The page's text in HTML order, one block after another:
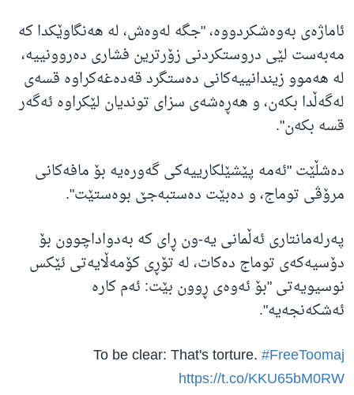
ئاماژەی بەوەشکردووە، "جگە لەوەش، لە هەنگاوێکدا کە
مەبەست لێی دروستکردنی زۆرترین فشاری دەروونییە،
لە هەموو زیندانییەکانی دەستگرد قەدەغەکراوە قسەی
لەگەڵدا بکەن، و هەڕەشەی سزای توندیان لێکراوە ئەگەر
قسە بکەن".
دەشڵێت "ئەمە پێشێلکارییەکی گەورەیە بۆ مافەکانی
مرۆڤی توماج، و دەبێت دەستبەجێ بوەستێت".
پەرلەمانتاری ئەڵمانی یە-ون ڕای کە بەدواداچوون بۆ
دۆسیەکەی توماج دەکات، لە تۆڕی کۆمەڵایەتی ئێکس
نوسیویەتی "بۆ ئەوەی ڕوون بێت: ئەم کارە
ئەشکەنجەیە".
To be clear: That's torture.#FreeToomaj
https://t.co/KKU65bM0RW